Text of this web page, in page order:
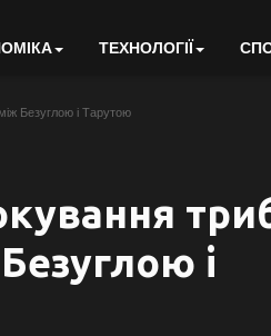
ТЕХНОЛОГІЇ
Безуглою і Тарутою
і